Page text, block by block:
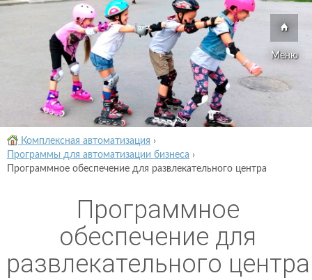
Меню
Комплексная автоматизация ›
Программы для автоматизации бизнеса ›
Программное обеспечение для развлекательного центра
Программное
обеспечение для
развлекательного центра